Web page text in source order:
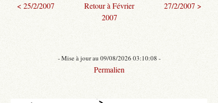
< 25/2/2007
Retour à Février
2007
27/2/2007 >
- Mise à jour au 09/08/2026 03:10:08 -
Permalien